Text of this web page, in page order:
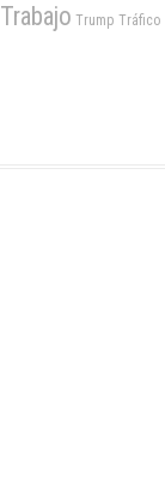
Trabajo Trump Tráfico